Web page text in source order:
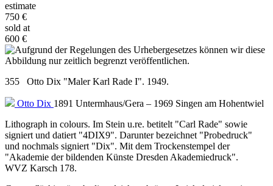
estimate
750 €
sold at
600 €
355 Otto Dix "Maler Karl Rade I". 1949.
Otto Dix 1891 Untermhaus/Gera – 1969 Singen am Hohentwiel
Lithograph in colours. Im Stein u.re. betitelt "Carl Rade" sowie
signiert und datiert "4DIX9". Darunter bezeichnet "Probedruck"
und nochmals signiert "Dix". Mit dem Trockenstempel der
"Akademie der bildenden Künste Dresden Akademiedruck".
WVZ Karsch 178.